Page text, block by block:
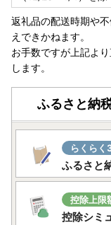
返礼品の配送時期や
えできかねます。
お手数ですが上記よ
します。
ふるさと納
らくらく
ふるさと
控除上限
控除シミ